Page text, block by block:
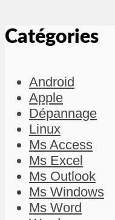
Catégories
Android
Apple
Dépannage
Linux
Ms Access
Ms Excel
Ms Outlook
Ms Windows
Ms Word